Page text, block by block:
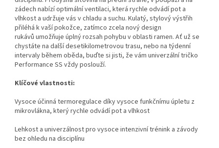
zádech nabízí optimální ventilaci, která rychle odvádí pot a
vlhkost a udržuje vás v chladu a suchu. Kulatý, stylový výstřih
přiléhá k vaší pokožce, zatímco zcela nový design
rukávů umožňuje úplný rozsah pohybu v oblasti ramen. Ať už se
chystáte na další desetikilometrovou trasu, nebo na týdenní
intervaly během oběda, buďte si jisti, že vám univerzální tričko
Performance SS vždy poslouží.
Klíčové vlastnosti:
Vysoce účinná termoregulace díky vysoce funkčnímu úpletu z
mikrovlákna, který rychle odvádí pot a vlhkost
Lehkost a univerzálnost pro vysoce intenzivní trénink a závody
bez ohledu na disciplínu